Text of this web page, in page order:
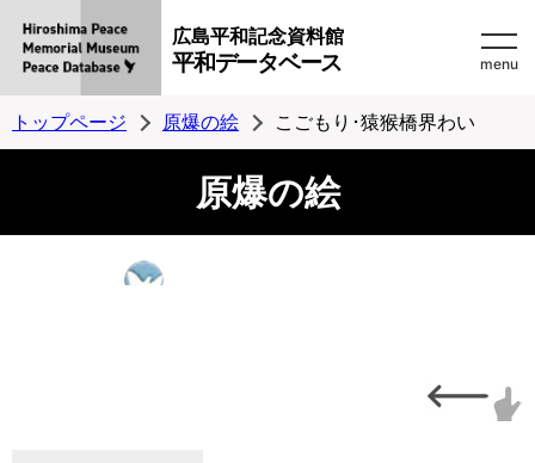
広島平和記念資料館
平和データベース menu
トップページ 原爆の絵 こごもり･猿猴橋界わい
原爆の絵